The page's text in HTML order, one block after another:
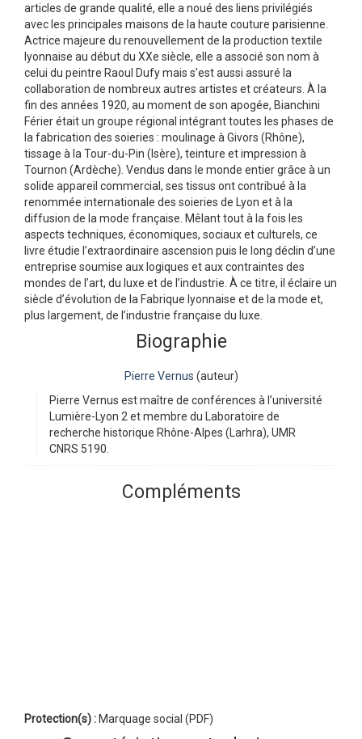
articles de grande qualité, elle a noué des liens privilégiés
avec les principales maisons de la haute couture parisienne.
Actrice majeure du renouvellement de la production textile
lyonnaise au début du XXe siècle, elle a associé son nom à
celui du peintre Raoul Dufy mais s’est aussi assuré la
collaboration de nombreux autres artistes et créateurs. À la
fin des années 1920, au moment de son apogée, Bianchini
Férier était un groupe régional intégrant toutes les phases de
la fabrication des soieries : moulinage à Givors (Rhône),
tissage à la Tour-du-Pin (Isère), teinture et impression à
Tournon (Ardèche). Vendus dans le monde entier grâce à un
solide appareil commercial, ses tissus ont contribué à la
renommée internationale des soieries de Lyon et à la
diffusion de la mode française. Mêlant tout à la fois les
aspects techniques, économiques, sociaux et culturels, ce
livre étudie l’extraordinaire ascension puis le long déclin d’une
entreprise soumise aux logiques et aux contraintes des
mondes de l’art, du luxe et de l’industrie. À ce titre, il éclaire un
siècle d’évolution de la Fabrique lyonnaise et de la mode et,
plus largement, de l’industrie française du luxe.
Biographie
Pierre Vernus (auteur)
Pierre Vernus est maître de conférences à l’université
Lumière-Lyon 2 et membre du Laboratoire de
recherche historique Rhône-Alpes (Larhra), UMR
CNRS 5190.
Compléments
Protection(s) : Marquage social (PDF)